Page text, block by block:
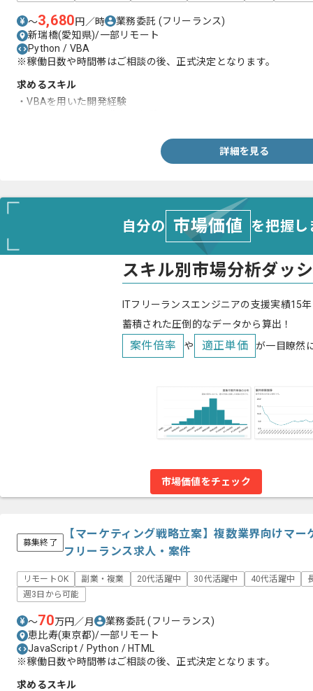
〜3,680円／時 業務委託 (フリーランス)
新瑞橋(愛知県)/一部リモート
Python / VBA
※稼働日数や時間帯はご相談の後、正式決定となります。
求めるスキル
・VBAを用いた開発経験
詳細を見る
自分の 市場価値 を把握
スキル別市場分析ダッ
ITフリーランスエンジニアの支援実績15
蓄積された圧倒的なデータから算出！
案件倍率 や 適正単価 が一目瞭然
市場価値をチェック
募集終了
【マーケティング戦略立案】複数業界向けマー
フリーランス求人・案件
リモートOK 副業・複業 20代活躍中 30代活躍中 40代活躍中
週3日から可能
〜70万円／月 業務委託(フリーランス)
恵比寿(東京都)/一部リモート
JavaScript / Python / HTML
※稼働日数や時間帯はご相談の後、正式決定となります。
求めるスキル